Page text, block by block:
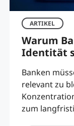
ARTIKEL
Warum
Identität
Banken
relevant zu
zum